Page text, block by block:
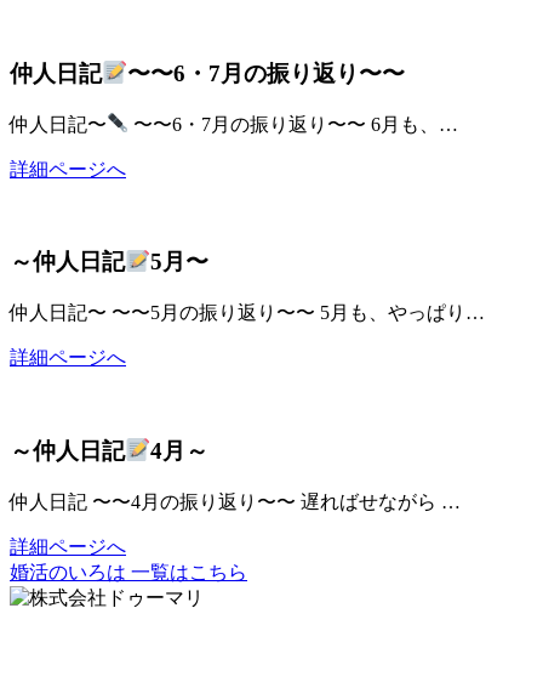
仲人日記 〜〜6・7月の振り返り〜〜
仲人日記〜 〜〜6・7月の振り返り〜〜 6月も、…
詳細ページへ
～仲人日記 5月〜
仲人日記〜 〜〜5月の振り返り〜〜 5月も、やっぱり…
詳細ページへ
～仲人日記 4月～
仲人日記 〜〜4月の振り返り〜〜 遅ればせながら …
詳細ページへ
婚活のいろは 一覧はこちら